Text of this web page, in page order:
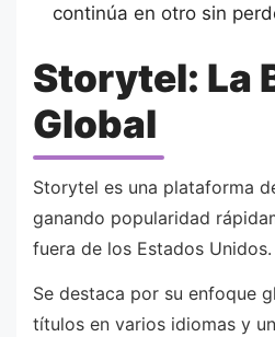
continúa en otro sin
Storytel: La
Global
Storytel es una plataforma
ganando popularidad
fuera de los Estados Unidos.
Se destaca por su enfoque
títulos en varios idiomas y